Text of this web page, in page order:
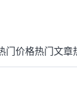
价格比车
门价格热门文章